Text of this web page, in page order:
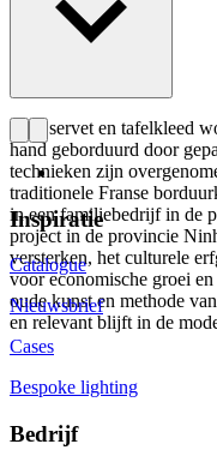
Elke servet en tafelkleed
hand geborduurd door
technieken zijn
traditionele Franse
in een familiebedrijf in de
project in de provincie
versterken, het culturele
voor economische groei
oude kunst en methode
en relevant blijft in de
Inspiratie
Catalogue
Nieuwsbrief
Cases
Bespoke lighting
Bedrijf